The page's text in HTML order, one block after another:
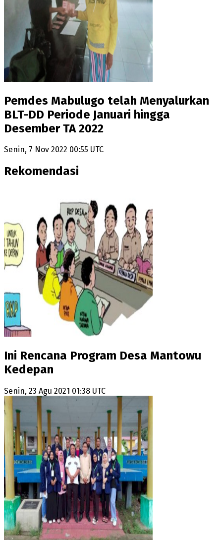
Pemdes Mabulugo telah Menyalurkan
BLT-DD Periode Januari hingga
Desember TA 2022
Senin, 7 Nov 2022 00:55 UTC
Rekomendasi
Ini Rencana Program Desa Mantowu
Kedepan
Senin, 23 Agu 2021 01:38 UTC